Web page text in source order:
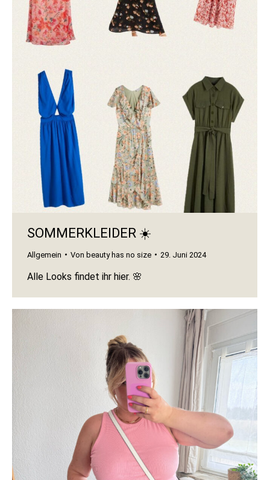
SOMMERKLEIDER ☀️
Allgemein Von beauty has no size 29. Juni 2024
Alle Looks findet ihr hier. 🌸